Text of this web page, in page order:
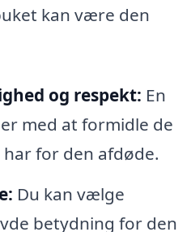
kan være den
og respekt: En
med at formidle de
for den afdøde.
Du kan vælge
betydning for den